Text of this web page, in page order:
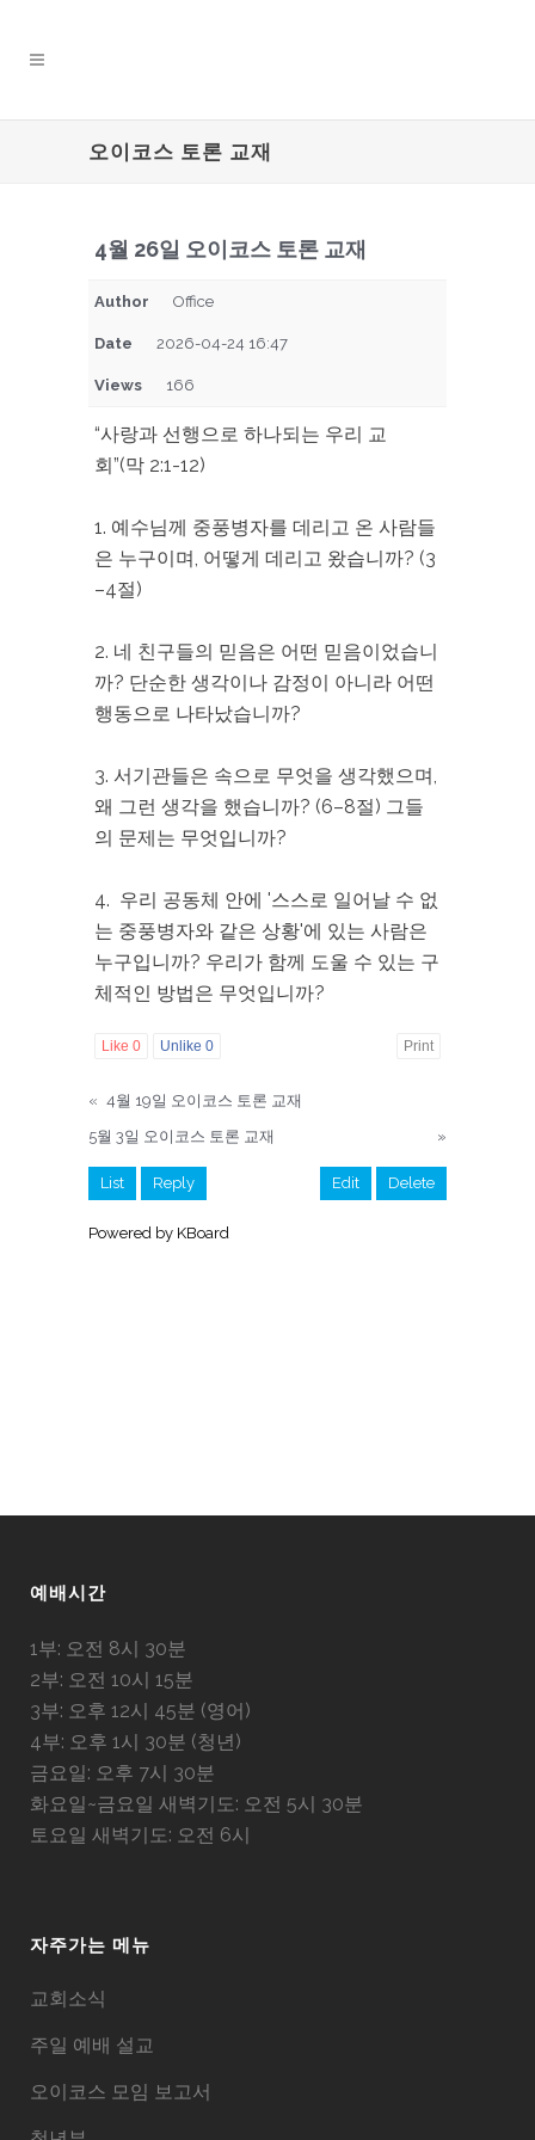
오이코스 토론 교재
4월 26일 오이코스 토론 교재
Author Office
Date 2026-04-24 16:47
Views 166
“사랑과 선행으로 하나되는 우리 교
회”(막 2:1-12)
1. 예수님께 중풍병자를 데리고 온 사람들
은 누구이며, 어떻게 데리고 왔습니까? (3
–4절)
2. 네 친구들의 믿음은 어떤 믿음이었습니
까? 단순한 생각이나 감정이 아니라 어떤
행동으로 나타났습니까?
3. 서기관들은 속으로 무엇을 생각했으며,
왜 그런 생각을 했습니까? (6–8절) 그들
의 문제는 무엇입니까?
4. 우리 공동체 안에 '스스로 일어날 수 없
는 중풍병자와 같은 상황'에 있는 사람은
누구입니까? 우리가 함께 도울 수 있는 구
체적인 방법은 무엇입니까?
Like 0 Unlike 0 Print
« 4월 19일 오이코스 토론 교재
5월 3일 오이코스 토론 교재
»
List Reply Edit Delete
Powered by KBoard
예배시간
1부: 오전 8시 30분
2부: 오전 10시 15분
3부: 오후 12시 45분 (영어)
4부: 오후 1시 30분 (청년)
금요일: 오후 7시 30분
화요일~금요일 새벽기도: 오전 5시 30분
토요일 새벽기도: 오전 6시
자주가는 메뉴
교회소식
주일 예배 설교
오이코스 모임 보고서